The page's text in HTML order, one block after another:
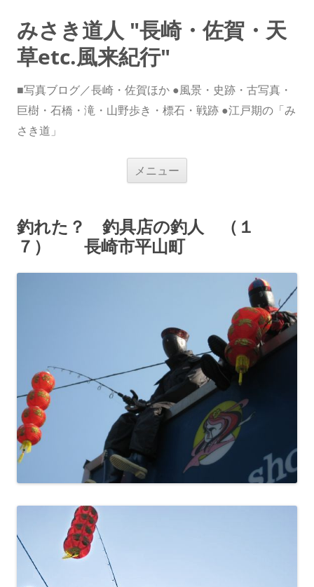
みさき道人 "長崎・佐賀・天
草etc.風来紀行"
■写真ブログ／長崎・佐賀ほか ●風景・史跡・古写真・
巨樹・石橋・滝・山野歩き・標石・戦跡 ●江戸期の「み
さき道」
メニュー
ス
キ
釣れた？ 釣具店の釣人 （１
７） 長崎市平山町